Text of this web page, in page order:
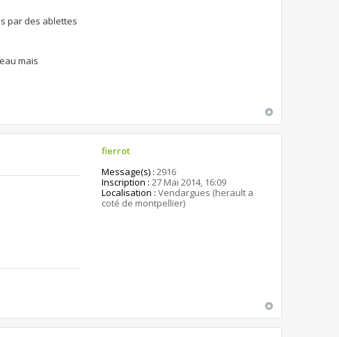
par des ablettes
mais
fierrot
Message(s) : 2916
Inscription : 27 Mai 2014, 16:09
Localisation : Vendargues (herault a
coté de montpellier)